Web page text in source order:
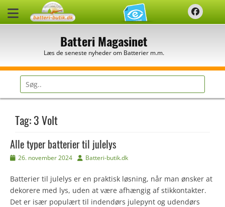
Batteri Magasinet
Læs de seneste nyheder om Batterier m.m.
Søg
efter:
Tag:3 Volt
Alle typer batterier til julelys
Udgivet
26. november 2024 Forfatter
Batteri-butik.dk
Batterier til julelys er en praktisk løsning, når man ønsker at
dekorere med lys, uden at være afhængig af stikkontakter.
Det er især populært til indendørs julepynt og udendørs